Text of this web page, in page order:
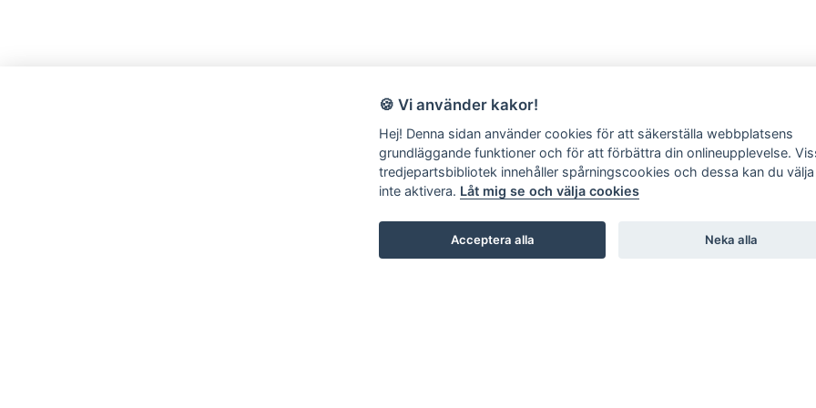
🍪 Vi använder kakor!
Hej! Denna sidan använder cookies för att säkerställa webbplatsens
grundläggande funktioner och för att förbättra din onlineupplevelse.
tredjepartsbibliotek innehåller spårningscookies och dessa kan du
inte aktivera. Låt mig se och välja cookies
Acceptera alla Neka alla